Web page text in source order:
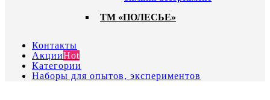
ТМ «ПОЛЕСЬЕ»
Контакты
АкцииHot
Категории
Наборы для опытов, экспериментов